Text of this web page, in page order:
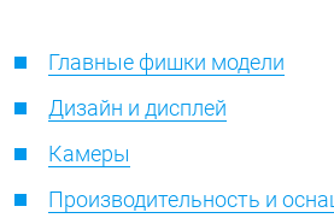
Главные фишки модели
Дизайн и дисплей
Камеры
Производительность и